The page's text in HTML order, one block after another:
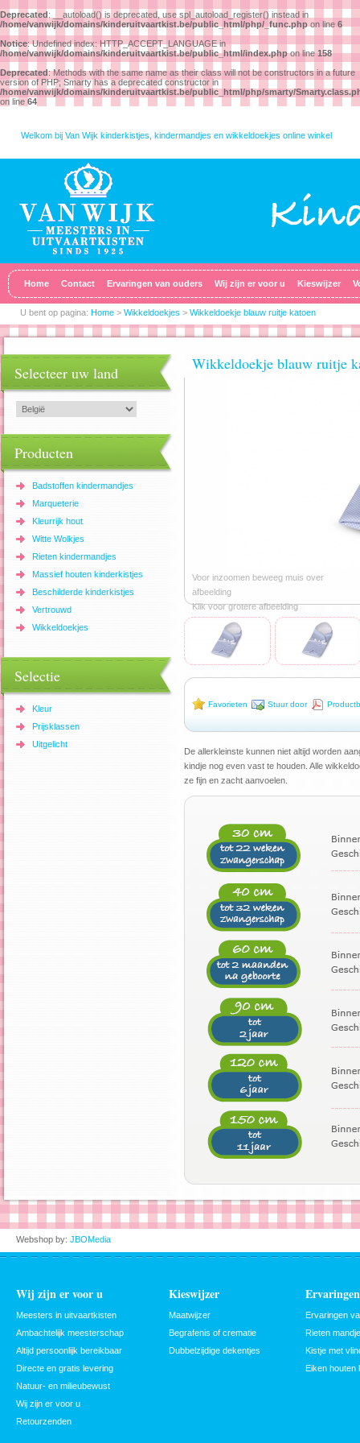
Deprecated: __autoload() is deprecated, use spl_autoload_register() instead in
/home/vanwijk/domains/kinderuitvaartkist.be/public_html/php/_func.php on line 6
Notice: Undefined index: HTTP_ACCEPT_LANGUAGE in
/home/vanwijk/domains/kinderuitvaartkist.be/public_html/index.phpon line 158
Deprecated: Methods with the same name as their class will not be constructors in a future
version of PHP; Smarty has a deprecated constructor in
/home/vanwijk/domains/kinderuitvaartkist.be/public_html/php/smarty/
on line 64
Welkom bij Van Wijk kinderkistjes, kindermandjes en wikkeldoekjes online winkel
Home Contact Ervaringen van ouders Wij zijn er voor u Kieswijzer
U bent op pagina: Home > Wikkeldoekjes > Wikkeldoekje blauw ruitje katoen
Selecteer uw land
Producten
Badstoffen kindermandjes
Marqueterie
Kleurrijk hout
Witte Wolkjes
Rieten kindermandjes
Massief houten kinderkistjes
Beschilderde kinderkistjes
Vertrouwd
Wikkeldoekjes
Selectie
Kleur
Prijsklassen
Uitgelicht
Wikkeldoekje blauw ruitje
Voor inzoomen beweeg muis over
afbeelding
Klik voor grotere afbeelding
Favorieten Stuur door
De allerkleinste kunnen niet altijd worden
kindje nog even vast te houden. Alle
ze fijn en zacht aanvoelen.
Webshop by: JBOMedia
Wij zijn er voor u
Meesters in uitvaartkisten
Ambachtelijk meesterschap
Altijd persoonlijk bereikbaar
Directe en gratis levering
Natuur- en milieubewust
Wij zijn er voor u
Retourzenden
Kieswijzer
Maatwijzer
Begrafenis of crematie
Dubbelzijdige dekentjes
Ervaringen
Rieten
Kistje met
Eiken houten